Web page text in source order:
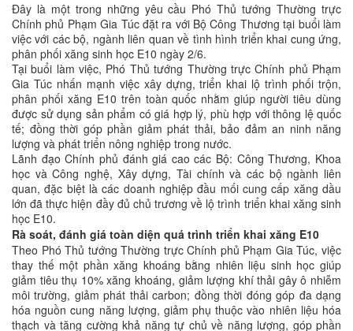
Đây là một trong những yêu cầu Phó Thủ tướng Thường trực
Chính phủ Phạm Gia Túc đặt ra với Bộ Công Thương tại buổi làm
việc với các bộ, ngành liên quan về tình hình triển khai cung ứng,
phân phối xăng sinh học E10 ngày 2/6.
Tại buổi làm việc, Phó Thủ tướng Thường trực Chính phủ Phạm
Gia Túc nhấn mạnh việc xây dựng, triển khai lộ trình phối trộn,
phân phối xăng E10 trên toàn quốc nhằm giúp người tiêu dùng
được sử dụng sản phẩm có giá hợp lý, phù hợp với thông lệ quốc
tế; đồng thời góp phần giảm phát thải, bảo đảm an ninh năng
lượng và phát triển nông nghiệp trong nước.
Lãnh đạo Chính phủ đánh giá cao các Bộ: Công Thương, Khoa
học và Công nghệ, Xây dựng, Tài chính và các bộ ngành liên
quan, đặc biệt là các doanh nghiệp đầu mối cung cấp xăng dầu
lớn đã thực hiện đầy đủ chủ trương về lộ trình triển khai xăng sinh
học E10.
Rà soát, đánh giá toàn diện quá trình triển khai xăng E10
Theo Phó Thủ tướng Thường trực Chính phủ Phạm Gia Túc, việc
thay thế một phần xăng khoáng bằng nhiên liệu sinh học giúp
giảm tiêu thụ 10% xăng khoáng, giảm lượng khí thải gây ô nhiễm
môi trường, giảm phát thải carbon; đồng thời đóng góp đa dạng
hóa nguồn cung năng lượng, giảm phụ thuộc vào nhiên liệu hóa
thạch và tăng cường khả năng tự chủ về năng lượng, góp phần